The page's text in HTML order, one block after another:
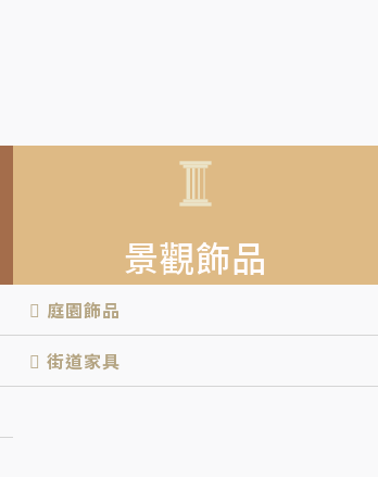
景觀飾品
庭園飾品
街道家具